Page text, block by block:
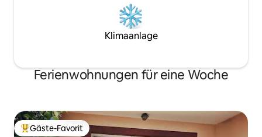
Klimaanlage
Ferienwohnungen für eine Woche
Beliebter Gäste-Favorit.
Gäste-Favorit